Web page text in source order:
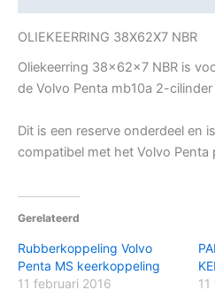
OLIEKEERRING 38X62X7 NBR
Oliekeerring 38x62x7 NBR is
de Volvo Penta mb10a 2-
Dit is een reserve onderdeel en
compatibel met het Volvo Penta
Gerelateerd
Rubberkoppeling Volvo
Penta MS keerkoppeling
11 februari 2016